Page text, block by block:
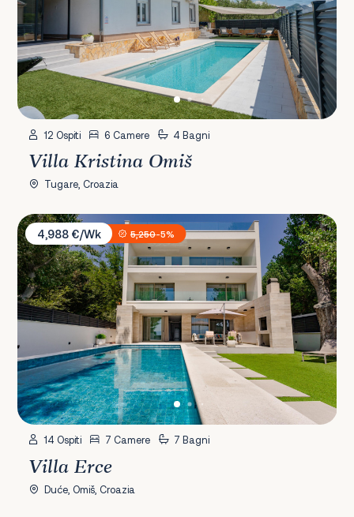
12 Ospiti 6 Camere 4 Bagni
Villa Kristina Omiš
Tugare, Croazia
Villa Erce
4,988 €/Wk
5,250-5%
14 Ospiti 7 Camere 7 Bagni
Villa Erce
Duće, Omiš, Croazia